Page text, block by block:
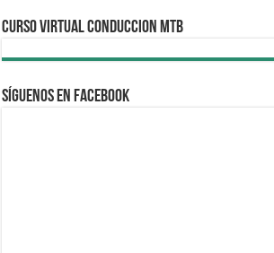
CURSO VIRTUAL CONDUCCION MTB
Síguenos en Facebook